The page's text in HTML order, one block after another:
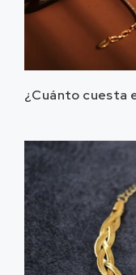
¿Cuánto cuesta